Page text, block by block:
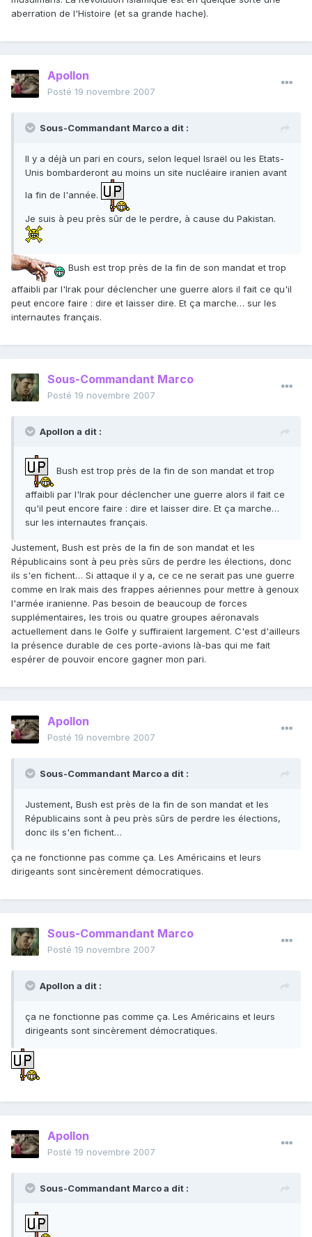
aberration de l'Histoire (et sa grande hache).
Apollon
Posté 19 novembre 2007
Sous-Commandant Marco a dit :
Il y a déjà un pari en cours, selon lequel Israël ou les Etats-
Unis bombarderont au moins un site nucléaire iranien avant
la fin de l'année.
Je suis à peu près sûr de le perdre, à cause du Pakistan.
Bush est trop près de la fin de son mandat et trop
affaibli par l'Irak pour déclencher une guerre alors il fait ce qu'il
peut encore faire : dire et laisser dire. Et ça marche… sur les
internautes français.
Sous-Commandant Marco
Posté 19 novembre 2007
Apollon a dit :
Bush est trop près de la fin de son mandat et trop
affaibli par l'Irak pour déclencher une guerre alors il fait ce
qu'il peut encore faire : dire et laisser dire. Et ça marche…
sur les internautes français.
Justement, Bush est près de la fin de son mandat et les
Républicains sont à peu près sûrs de perdre les élections, donc
ils s'en fichent… Si attaque il y a, ce ce ne serait pas une guerre
comme en Irak mais des frappes aériennes pour mettre à genoux
l'armée iranienne. Pas besoin de beaucoup de forces
supplémentaires, les trois ou quatre groupes aéronavals
actuellement dans le Golfe y suffiraient largement. C'est d'ailleurs
la présence durable de ces porte-avions là-bas qui me fait
espérer de pouvoir encore gagner mon pari.
Apollon
Posté 19 novembre 2007
Sous-Commandant Marco a dit :
Justement, Bush est près de la fin de son mandat et les
Républicains sont à peu près sûrs de perdre les élections,
donc ils s'en fichent…
ça ne fonctionne pas comme ça. Les Américains et leurs
dirigeants sont sincèrement démocratiques.
Sous-Commandant Marco
Posté 19 novembre 2007
Apollon a dit :
ça ne fonctionne pas comme ça. Les Américains et leurs
dirigeants sont sincèrement démocratiques.
Apollon
Posté 19 novembre 2007
Sous-Commandant Marco a dit :